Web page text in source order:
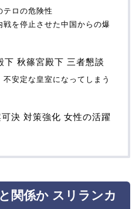
テロの危険性
戦を停止させた中国からの爆
下 秋篠宮殿下 三者懇談
安定な皇室になってしまう
決 対策強化 女性の活躍
関係か スリランカ